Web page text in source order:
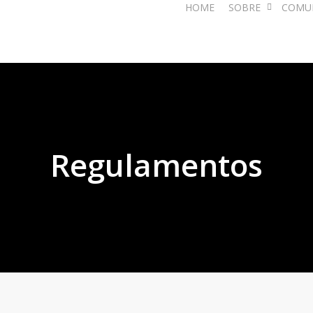
HOME SOBRE
Regulamentos